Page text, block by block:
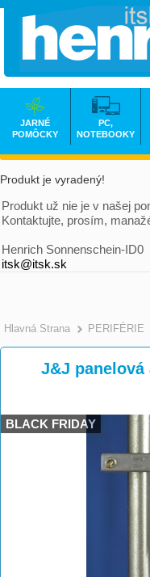
Produkt je vyradený!
Produkt už nie je v našej
Kontaktujte, prosím,
Henrich Sonnenschein-ID0
itsk@itsk.sk
Hlavná Strana PERIFÉRIE
J&J panelová
BLACK FRIDAY
JARNÉ
POMÔCKY
PC,
NOTEBOOKY